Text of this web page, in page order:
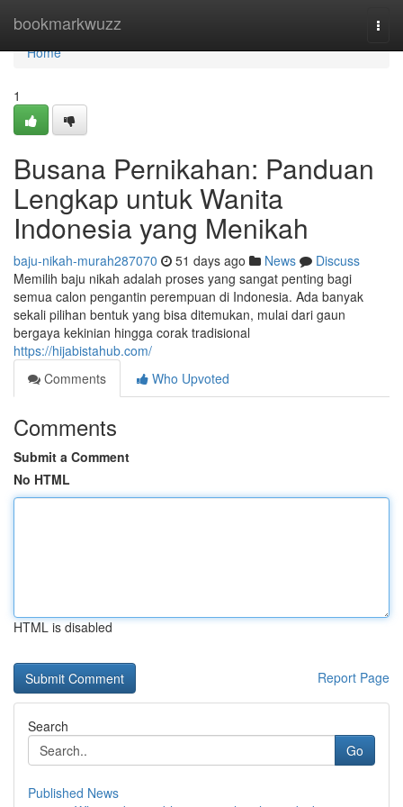
bookmarkwuzz
Home
Home
1
Busana Pernikahan: Panduan
Lengkap untuk Wanita
Indonesia yang Menikah
baju-nikah-murah287070 51 days ago News
Discuss
Memilih baju nikah adalah proses yang sangat penting bagi
semua calon pengantin perempuan di Indonesia. Ada banyak
sekali pilihan bentuk yang bisa ditemukan, mulai dari gaun
bergaya kekinian hingga corak tradisional
https://hijabistahub.com/
Comments
Who Upvoted
Comments
Submit a Comment
No HTML
HTML is disabled
Report Page
Search
Go
Published News